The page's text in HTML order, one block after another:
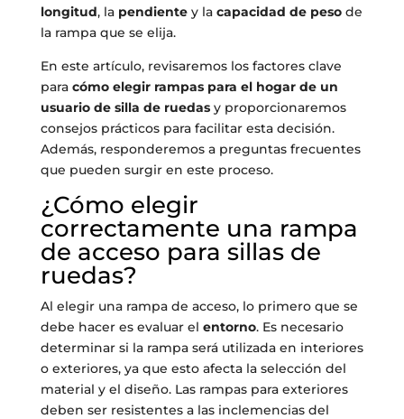
longitud, la pendientey la capacidad de pesode
la rampa que se elija.
En este artículo, revisaremos los factores clave
para cómo elegir rampas para el hogar de un
usuario de silla de ruedasy proporcionaremos
consejos prácticos para facilitar esta decisión.
Además, responderemos a preguntas frecuentes
que pueden surgir en este proceso.
¿Cómo elegir
correctamente una rampa
de acceso para sillas de
ruedas?
Al elegir una rampa de acceso, lo primero que se
debe hacer es evaluar el entorno. Es necesario
determinar si la rampa será utilizada en interiores
o exteriores, ya que esto afecta la selección del
material y el diseño. Las rampas para exteriores
deben ser resistentes a las inclemencias del